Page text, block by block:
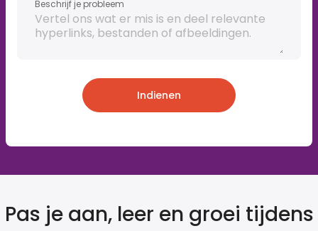
Beschrijf je probleem
Indienen
Pas je aan, leer en groei tijdens